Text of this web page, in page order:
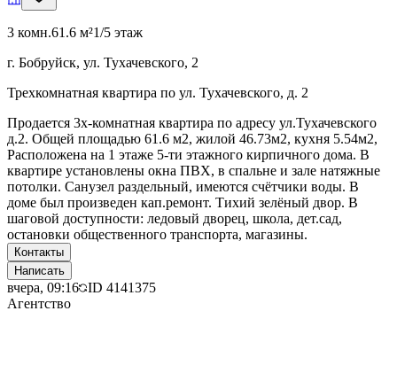
3 комн.61.6 м²1/5 этаж
г. Бобруйск, ул. Тухачевского, 2
Трехкомнатная квартира по ул. Тухачевского, д. 2
Продается 3х-комнатная квартира по адресу ул.Тухачевского
д.2. Общей площадью 61.6 м2, жилой 46.73м2, кухня 5.54м2,
Расположена на 1 этаже 5-ти этажного кирпичного дома. В
квартире установлены окна ПВХ, в спальне и зале натяжные
потолки. Санузел раздельный, имеются счётчики воды. В
доме был произведен кап.ремонт. Тихий зелёный двор. В
шаговой доступности: ледовый дворец, школа, дет.сад,
остановки общественного транспорта, магазины.
Контакты
Написать
вчера, 09:16 ID 4141375
Агентство